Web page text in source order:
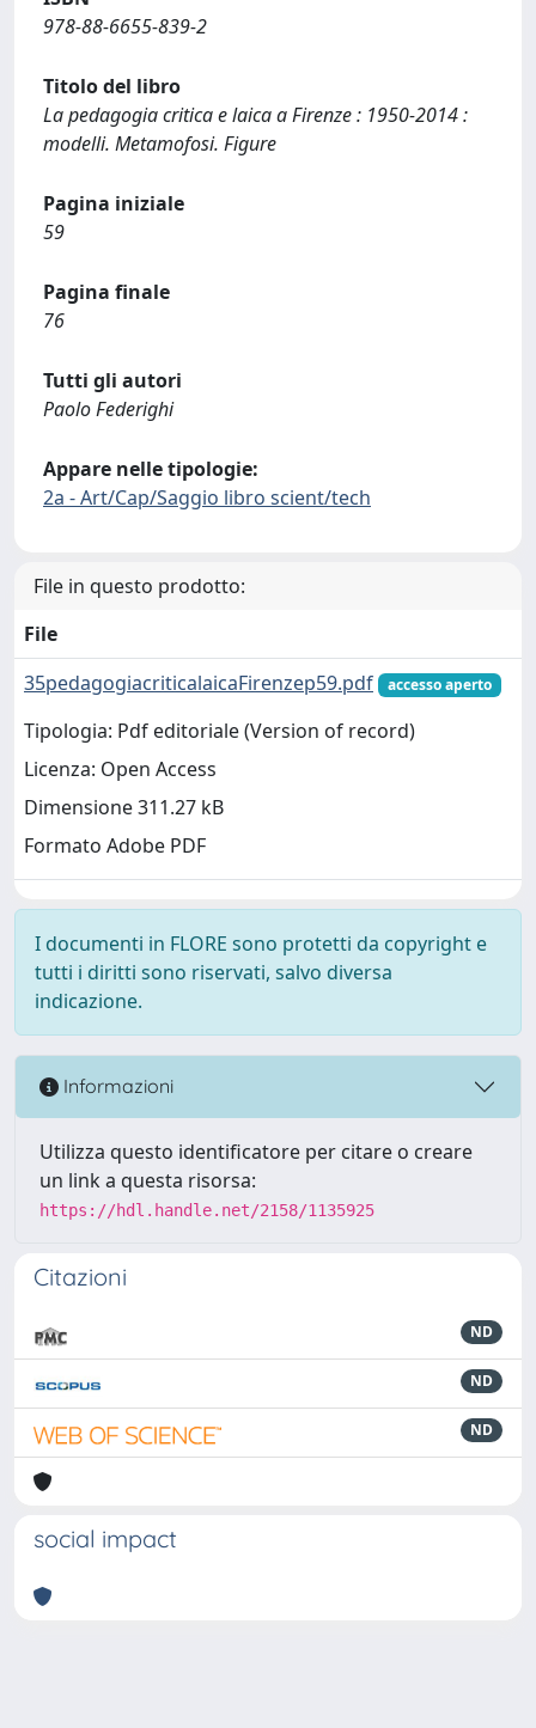
978-88-6655-839-2
Titolo del libro
La pedagogia critica e laica a Firenze : 1950-2014 :
modelli. Metamofosi. Figure
Pagina iniziale
59
Pagina finale
76
Tutti gli autori
Paolo Federighi
Appare nelle tipologie:
2a - Art/Cap/Saggio libro scient/tech
File in questo prodotto:
File
35pedagogiacriticalaicaFirenzep59.pdf
accesso aperto
Tipologia: Pdf editoriale (Version of record)
Licenza: Open Access
Dimensione 311.27 kB
Formato Adobe PDF
I documenti in FLORE sono protetti da copyright e
tutti i diritti sono riservati, salvo diversa
indicazione.
Informazioni
Utilizza questo identificatore per citare o creare
un link a questa risorsa:
https://hdl.handle.net/2158/1135925
Citazioni
ND
ND
ND
social impact